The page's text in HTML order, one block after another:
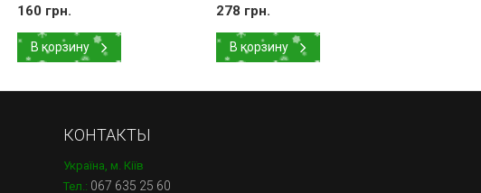
160 грн.
В корзину
278 грн.
В корзину
КОНТАКТЫ
Україна, м. Кіїв
Тел.: 067 635 25 60